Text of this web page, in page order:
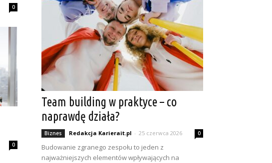
0
0
Team building w praktyce – co
naprawdę działa?
Biznes Redakcja Karierait.pl - 25 czerwca 2026 0
Budowanie zgranego zespołu to jeden z
najważniejszych elementów wpływających na